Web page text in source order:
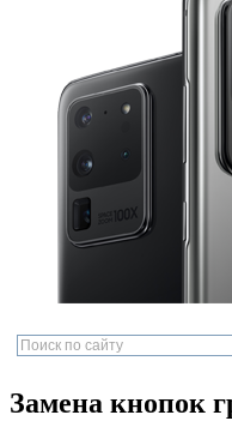
Замена кнопок